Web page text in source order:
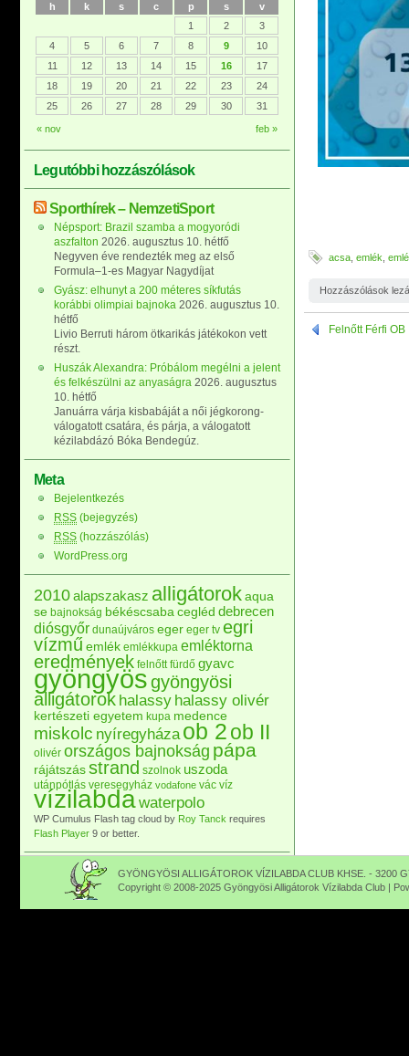
acsa emlék
Hozzászólások
Felnőtt Férfi
h k s c p s v
« nov feb »
1 2
3
4
5 6 7 8 9
10
11
12 13 14 15 16
17
18
19 20 21 22 23
24
25
26 27 28 29 30 31
Legutóbbi hozzászólások
Sporthírek – NemzetiSport
Népsport: Brazil szamba a mogyoródi
aszfalton 2026. augusztus 10. hétfő
Negyven éve rendezték meg az első
Formula–1-es Magyar Nagydíjat
Gyász: elhunyt a 200 méteres síkfutás
korábbi olimpiai bajnoka 2026. augusztus 10.
hétfő
Livio Berruti három ötkarikás játékokon vett
részt.
Huszák Alexandra: Próbálom megélni a jelent
és felkészülni az anyaságra 2026. augusztus
10. hétfő
Januárra várja kisbabáját a női jégkorong-
válogatott csatára, és párja, a válogatott
kézilabdázó Bóka Bendegúz.
Meta
Bejelentkezés
RSS (bejegyzés)
RSS (hozzászólás)
WordPress.org
2010alapszakasz alligátorokaqua
se bajnokság békéscsaba cegléd debrecen
diósgyőr dunaújváros eger eger tv egri
vízműemlék emlékkupa emléktorna
eredmények felnőtt fürdő gyavc
gyöngyösgyöngyösi
alligátorok halassy halassy olivér
kertészeti egyetem kupa medence
miskolc nyíregyháza ob 2ob II
olivér országos bajnokság pápa
rájátszás strand szolnok uszoda
utánpótlás veresegyház vodafone vác víz
vízilabdawaterpolo
WP Cumulus Flash tag cloud by Roy Tanck requires
Flash Player 9 or better.
GYÖNGYÖSI ALLIGÁTOROK VÍZILABDA CLUB KHSE. - 3200
Copyright © 2008-2025 Gyöngyösi Alligátorok Vízilabda Club |